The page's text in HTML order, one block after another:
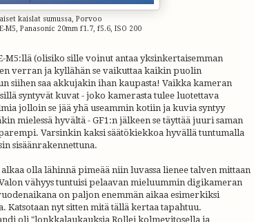
kaislat sumussa, Porvoo
M5, Panasonic 20mm f1.7, f5.6, ISO 200
M5:llä (olisiko sille voinut antaa yksinkertaisemman
verran ja kyllähän se vaikuttaa kaikin puolin
siihen saa akkujakin ihan kaupasta! Vaikka kameran
syntyvät kuvat - joko kamerasta tulee luotettava
jolloin se jää yhä useammin kotiin ja kuvia syntyy
mielessä hyvältä - GF1:n jälkeen se täyttää juuri saman
Varsinkin kaksi säätökiekkoa hyvällä tuntumalla
sisäänrakennettuna.
olla lähinnä pimeää niin luvassa lienee talven mittaan
vähyys tuntuisi pelaavan mieluummin digikameran
on paljon enemmän aikaa esimerkiksi
Katsotaan nyt sitten mitä tällä kertaa tapahtuu.
oli "lonkkalaukauksia Rollei kolmevitosella ja